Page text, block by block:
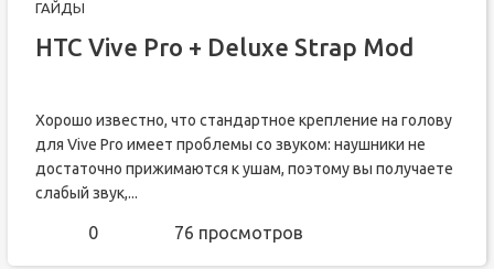
ГАЙДЫ
HTC Vive Pro + Deluxe Strap Mod
Хорошо известно, что стандартное крепление на голову
для Vive Pro имеет проблемы со звуком: наушники не
достаточно прижимаются к ушам, поэтому вы получаете
слабый звук,...
0 76 просмотров